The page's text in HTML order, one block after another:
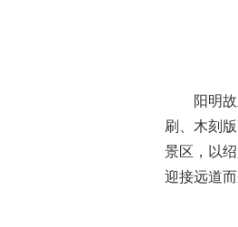
阳明
刷、木刻
景区，以
迎接远道而